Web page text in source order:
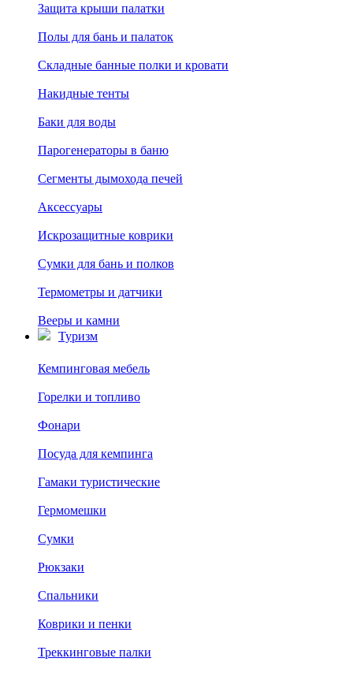
Защита крыши палатки
Полы для бань и палаток
Складные банные полки и кровати
Накидные тенты
Баки для воды
Парогенераторы в баню
Сегменты дымохода печей
Аксессуары
Искрозащитные коврики
Сумки для бань и полков
Термометры и датчики
Вееры и камни
Туризм
Кемпинговая мебель
Горелки и топливо
Фонари
Посуда для кемпинга
Гамаки туристические
Гермомешки
Сумки
Рюкзаки
Спальники
Коврики и пенки
Треккинговые палки